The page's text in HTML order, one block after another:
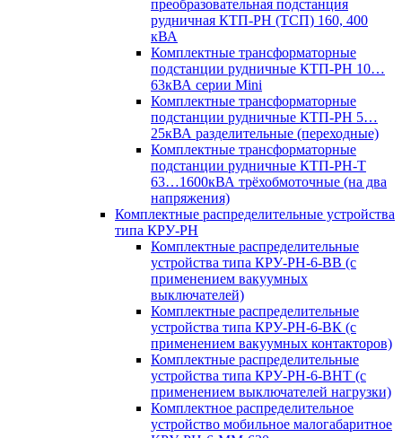
преобразовательная подстанция
рудничная КТП-РН (ТСП) 160, 400
кВА
Комплектные трансформаторные
подстанции рудничные КТП-РН 10…
63кВА серии Mini
Комплектные трансформаторные
подстанции рудничные КТП-РН 5…
25кВА разделительные (переходные)
Комплектные трансформаторные
подстанции рудничные КТП-РН-Т
63…1600кВА трёхобмоточные (на два
напряжения)
Комплектные распределительные устройства
типа КРУ-РН
Комплектные распределительные
устройства типа КРУ-РН-6-ВВ (с
применением вакуумных
выключателей)
Комплектные распределительные
устройства типа КРУ-РН-6-ВК (с
применением вакуумных контакторов)
Комплектные распределительные
устройства типа КРУ-РН-6-ВНТ (с
применением выключателей нагрузки)
Комплектное распределительное
устройство мобильное малогабаритное